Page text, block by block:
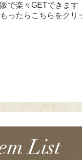
で楽々GETできます
ったらこちらをクリ